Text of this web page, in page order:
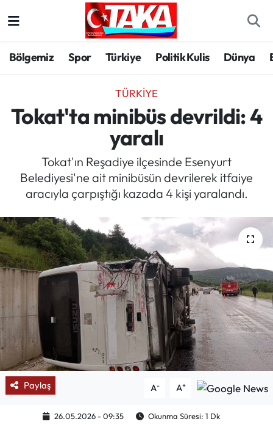
Bölgemiz Spor Türkiye Politik Kulis Dünya
TÜRKIYE
Tokat'ta minibüs devrildi: 4
yaralı
Tokat'ın Reşadiye ilçesinde Esenyurt
Belediyesi'ne ait minibüsün devrilerek itfaiye
aracıyla çarpıştığı kazada 4 kişi yaralandı.
Paylaş A- A+
26.05.2026 - 09:35 Okunma Süresi: 1 Dk
Spor
Türkiye
Politika
Politik Kulis
Dünya
Magazin
Mektup Galeri
Röportaj
Manşet
Köşe Yazıları
Karikatür Galeri
Trabzon Hava Durumu
Trabzon Trafik Yoğunluk Haritası
Süper Lig Puan Durumu ve Fikstür
Tüm Manşetler
Son Dakika Haberleri
Haber Arşivi